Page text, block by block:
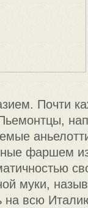
Почти
фаршем
муки,
на всю